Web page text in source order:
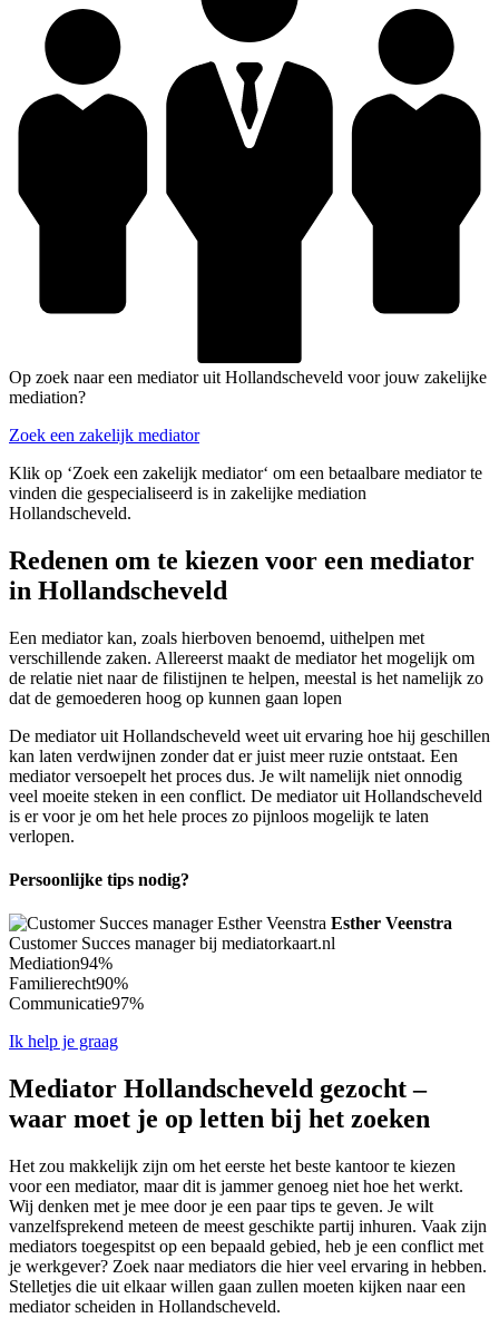
Op zoek naar een mediator uit Hollandscheveld voor jouw zakelijke
mediation?
Zoek een zakelijk mediator
Klik op ‘Zoek een zakelijk mediator‘ om een betaalbare mediator te
vinden die gespecialiseerd is in zakelijke mediation
Hollandscheveld.
Redenen om te kiezen voor een mediator
in Hollandscheveld
Een mediator kan, zoals hierboven benoemd, uithelpen met
verschillende zaken. Allereerst maakt de mediator het mogelijk om
de relatie niet naar de filistijnen te helpen, meestal is het namelijk zo
dat de gemoederen hoog op kunnen gaan lopen
De mediator uit Hollandscheveld weet uit ervaring hoe hij geschillen
kan laten verdwijnen zonder dat er juist meer ruzie ontstaat. Een
mediator versoepelt het proces dus. Je wilt namelijk niet onnodig
veel moeite steken in een conflict. De mediator uit Hollandscheveld
is er voor je om het hele proces zo pijnloos mogelijk te laten
verlopen.
Persoonlijke tips nodig?
Esther Veenstra
Customer Succes manager bij mediatorkaart.nl
Mediation94%
Familierecht90%
Communicatie97%
Ik help je graag
Mediator Hollandscheveld gezocht –
waar moet je op letten bij het zoeken
Het zou makkelijk zijn om het eerste het beste kantoor te kiezen
voor een mediator, maar dit is jammer genoeg niet hoe het werkt.
Wij denken met je mee door je een paar tips te geven. Je wilt
vanzelfsprekend meteen de meest geschikte partij inhuren. Vaak zijn
mediators toegespitst op een bepaald gebied, heb je een conflict met
je werkgever? Zoek naar mediators die hier veel ervaring in hebben.
Stelletjes die uit elkaar willen gaan zullen moeten kijken naar een
mediator scheiden in Hollandscheveld.